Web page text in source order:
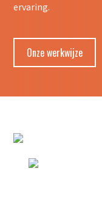
ervaring.
Onze werkwijze